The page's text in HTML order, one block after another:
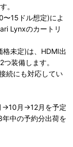
。
〜15ドル想定)によ
Lynxのカートリ
未定)は、HDMI出
装備します。
続にも対応してい
→10月→12月を予定
中の予約分出荷を